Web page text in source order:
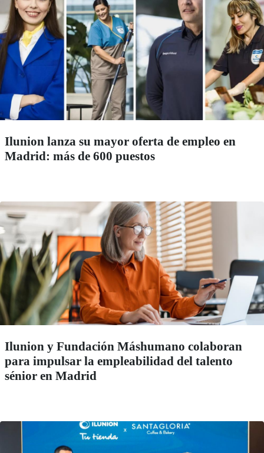
Ilunion lanza su mayor oferta de empleo en
Madrid: más de 600 puestos
Ilunion y Fundación Máshumano colaboran
para impulsar la empleabilidad del talento
sénior en Madrid